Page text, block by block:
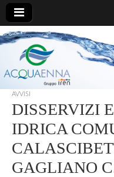
AVVISI
DISSERVIZI
IDRICA
GAGLIANO